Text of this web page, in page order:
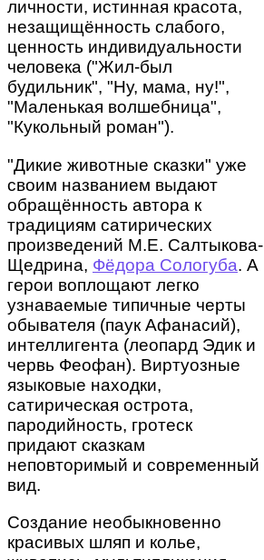
личности, истинная красота,
незащищённость слабого,
ценность индивидуальности
человека ("Жил-был
будильник", "Ну, мама, ну!",
"Маленькая волшебница",
"Кукольный роман").
"Дикие животные сказки" уже
своим названием выдают
обращённость автора к
традициям сатирических
произведений М.Е. Салтыкова-
Щедрина, Фёдора Сологуба. А
герои воплощают легко
узнаваемые типичные черты
обывателя (паук Афанасий),
интеллигента (леопард Эдик и
червь Феофан). Виртуозные
языковые находки,
сатирическая острота,
пародийность, гротеск
придают сказкам
неповторимый и современный
вид.
Создание необыкновенно
красивых шляп и колье,